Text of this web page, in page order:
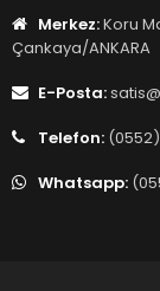
Merkez:Koru
Çankaya/ANKARA
E-Posta:
Telefon:
Whatsapp: